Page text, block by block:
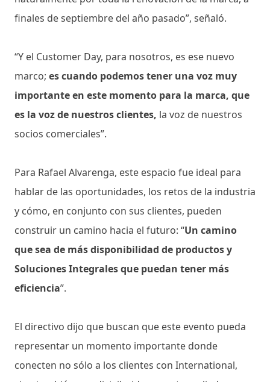
finales de septiembre del año pasado”, señaló.
“Y el Customer Day, para nosotros, es ese nuevo
marco; es cuando podemos tener una voz muy
importante en este momento para la marca, que
es la voz de nuestros clientes, la voz de nuestros
socios comerciales”.
Para Rafael Alvarenga, este espacio fue ideal para
hablar de las oportunidades, los retos de la industria
y cómo, en conjunto con sus clientes, pueden
construir un camino hacia el futuro: “Un camino
que sea de más disponibilidad de productos y
Soluciones Integrales que puedan tener más
eficiencia”.
El directivo dijo que buscan que este evento pueda
representar un momento importante donde
conecten no sólo a los clientes con International,